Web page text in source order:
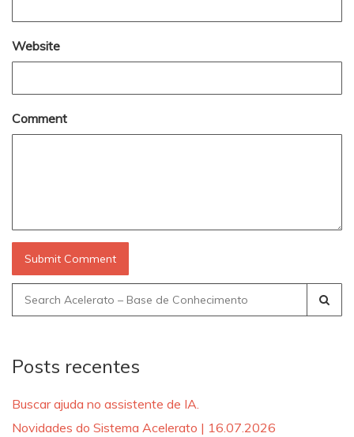
Website
Comment
Search
for:
Posts recentes
Buscar ajuda no assistente de IA.
Novidades do Sistema Acelerato | 16.07.2026